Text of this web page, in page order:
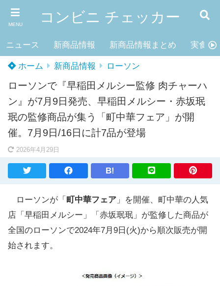
MENU コンビニ チェッカー
ニュース 新商品情報 新商品情報まとめ 実食レ
ホーム 新商品情報 ローソン
ローソンで『早稲田メルシー監修 肉チャーハ
ン』が7月9日発売、早稲田メルシー・赤坂珉
珉の監修商品が集う「町中華フェア」が開
催。7月9日/16日に計7品が登場
2026年4月29日
B!
ローソンが「 町中華フェア 」を開催、町中華の人気
店「早稲田メルシー」「赤坂珉珉」が監修した商品が
全国のローソンで2024年7月9日(火)から順次販売が開
始されます。